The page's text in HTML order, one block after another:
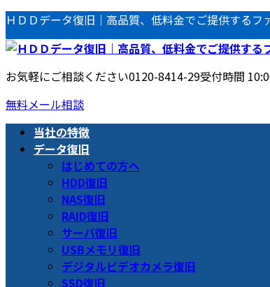
コ
ン
テ
ン
ツ
へ
ス
ナ
ビ
ゲ
ー
シ
ョ
ン
ＨＤＤデータ復旧｜高品質、低料金でご提供するフ
お気軽にご相談ください0120-8414-29受付時間
無料メール相談
当社の特徴
データ復旧
はじめての方へ
HDD復旧
NAS復旧
RAID復旧
サーバ復旧
USBメモリ復旧
デジタルビデオカメラ復旧
SSD復旧